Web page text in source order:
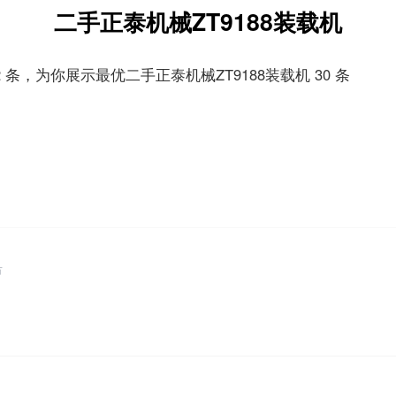
二手正泰机械ZT9188装载机
，为你展示最优二手正泰机械ZT9188装载机 30 条